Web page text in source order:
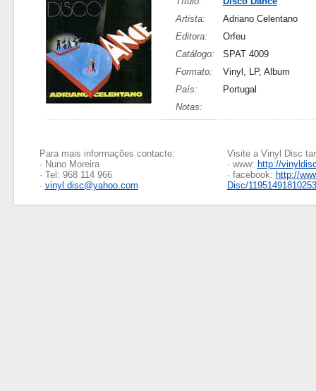
Artista:
Adriano Celentano
Editora:
Orfeu
Catálogo:
SPAT 4009
Formato:
Vinyl, LP, Album
País:
Portugal
Notas:
Para mais informações contacte:
· Nuno Moreira
· Tel: 968 114 966
· vinyl.disc@yahoo.com
Visite a Vinyl Disc
· www: http://
· facebook: http://
Disc/